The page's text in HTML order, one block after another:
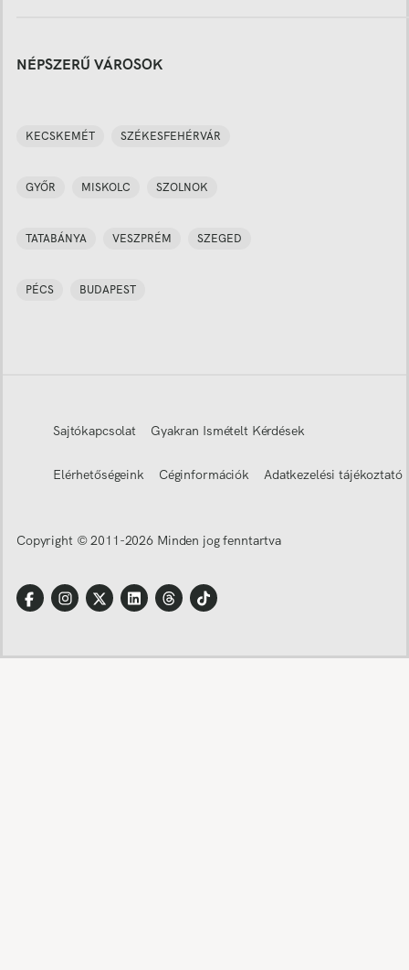
NÉPSZERŰ VÁROSOK
KECSKEMÉT SZÉKESFEHÉRVÁR
GYŐR MISKOLC SZOLNOK
TATABÁNYA VESZPRÉM SZEGED
PÉCS BUDAPEST
Sajtókapcsolat Gyakran Ismételt Kérdések
Elérhetőségeink Céginformációk Adatkezelési tájékoztató
Copyright © 2011-2026 Minden jog fenntartva